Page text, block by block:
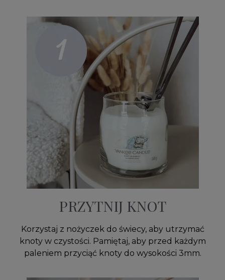
PRZYTNIJ KNOT
Korzystaj z nożyczek do świecy, aby utrzymać
knoty w czystości. Pamiętaj, aby przed każdym
paleniem przyciąć knoty do wysokości 3mm.